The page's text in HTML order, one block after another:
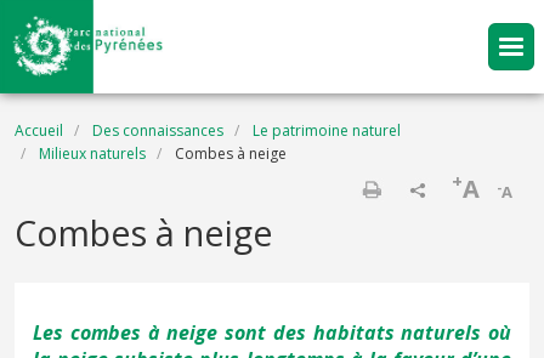
Aller au contenu principal
Fil d'Ariane
Accueil Des connaissances
Le patrimoine naturel
Milieux naturels
Combes à neige
-A
+A
Combes à neige
Les combes à neige sont des habitats naturels où